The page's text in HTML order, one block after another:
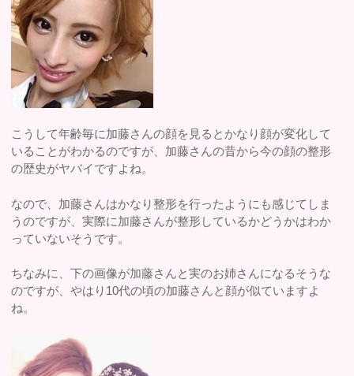
こうして年齢毎に加藤さんの顔を見るとかなり顔が変化して
いることがわかるのですが、加藤さんの昔から今の顔の整形
の歴史がヤバイですよね。
なので、加藤さんはかなり整形を行ったようにも感じてしま
うのですが、実際に加藤さんが整形しているかどうかはわか
っていないそうです。
ちなみに、下の画像が加藤さんと実のお姉さんになるそうな
のですが、やはり10代の頃の加藤さんと顔が似ていますよ
ね。